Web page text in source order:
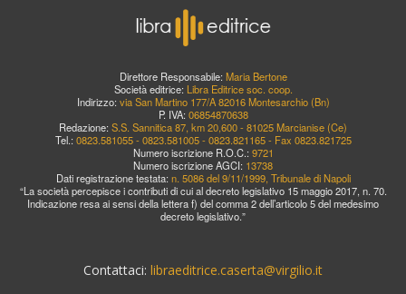
Direttore Responsabile: Maria Bertone
Società editrice: Libra Editrice soc. coop.
Indirizzo: via San Martino 177/A 82016 Montesarchio (Bn)
P. IVA: 06854870638
Redazione: S.S. Sannitica 87, km 20,600 - 81025 Marcianise (Ce)
Tel.: 0823.581055 - 0823.581005 - 0823.821165 - Fax 0823.821725
Numero iscrizione R.O.C.: 9721
Numero iscrizione AGCI: 13738
Dati registrazione testata: n. 5086 del 9/11/1999, Tribunale di Napoli
“La società percepisce i contributi di cui al decreto legislativo 15 maggio 2017, n. 70.
Indicazione resa ai sensi della lettera f) del comma 2 dell’articolo 5 del medesimo
decreto legislativo.”
Contattaci: libraeditrice.caserta@virgilio.it